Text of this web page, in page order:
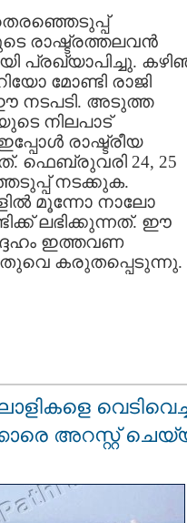
രാഷ്ട്രത്തലവൻ
പ്രഖ്യാപിച്ചു.
മോണ്ടി രാജി
നടപടി. അടുത്ത
നിലപാട്
രാഷ്ട്രീയ
ഫെബ്രുവരി 24, 25
നടക്കുക.
മൂന്നോ നാലോ
ലഭിക്കുന്നത്. ഈ
ഇത്തവണ
കരുതപ്പെടുന്നു.
അറസ്റ്റ്‌